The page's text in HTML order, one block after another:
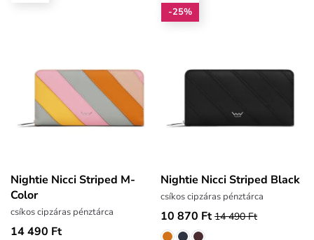
Nightie Nicci Striped M-
Color
csíkos cipzáras pénztárca
14 490 Ft
-25%
Nightie Nicci Striped Black
csíkos cipzáras pénztárca
10 870 Ft 14 490 Ft